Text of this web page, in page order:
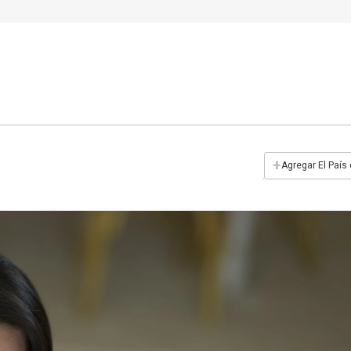
+Agregar El País